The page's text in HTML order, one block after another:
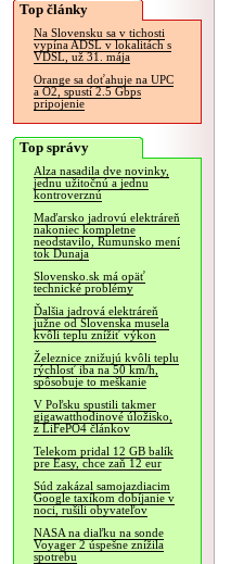
Top články
Na Slovensku sa v tichosti
vypína ADSL v lokalitách s
VDSL, už 31. mája
Orange sa doťahuje na UPC
a O2, spustí 2.5 Gbps
pripojenie
Top správy
Alza nasadila dve novinky,
jednu užitočnú a jednu
kontroverznú
Maďarsko jadrovú elektráreň
nakoniec kompletne
neodstavilo, Rumunsko mení
tok Dunaja
Slovensko.sk má opäť
technické problémy
Ďalšia jadrová elektráreň
južne od Slovenska musela
kvôli teplu znížiť výkon
Železnice znižujú kvôli teplu
rýchlosť iba na 50 km/h,
spôsobuje to meškanie
V Poľsku spustili takmer
gigawatthodinové úložisko,
z LiFePO4 článkov
Telekom pridal 12 GB balík
pre Easy, chce zaň 12 eur
Súd zakázal samojazdiacim
Google taxíkom dobíjanie v
noci, rušili obyvateľov
NASA na diaľku na sonde
Voyager 2 úspešne znížila
spotrebu